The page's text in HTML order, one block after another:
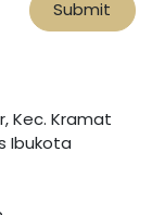
Submit
Kec. Kramat
Ibukota